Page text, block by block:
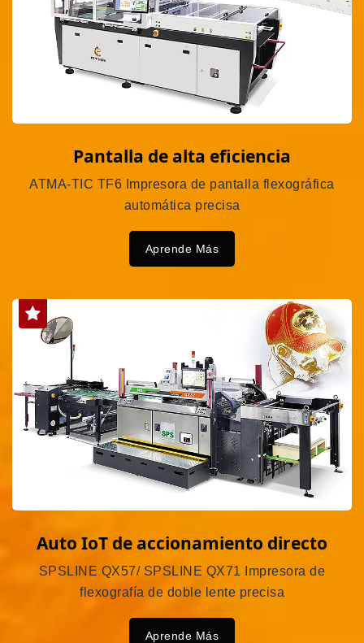
Pantalla de alta eficiencia
ATMA-TIC TF6 Impresora de pantalla flexográfica
automática precisa
Aprende Más
Auto IoT de accionamiento directo
SPSLINE QX57/ SPSLINE QX71 Impresora de
flexografía de doble lente precisa
Aprende Más